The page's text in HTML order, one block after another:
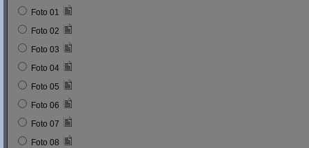
Foto 01
Foto 02
Foto 03
Foto 04
Foto 05
Foto 06
Foto 07
Foto 08